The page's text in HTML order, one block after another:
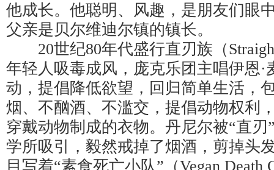
他成长。他聪明、风趣，是朋友们眼
父亲是贝尔维迪尔镇的镇长。
20世纪80年代盛行直刃族（
年轻人吸毒成风，庞克乐团主唱伊恩·
动，提倡降低欲望，回归简单生活，
烟、不酗酒、不滥交，提倡动物权利
穿戴动物制成的衣物。丹尼尔被“直
学所吸引，毅然戒掉了烟酒，剪掉头
目写着“素食死亡小队”（Vegan Death